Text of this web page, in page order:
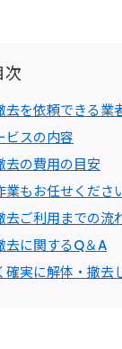
次
去を依頼できる業
ビスの内容
去の費用の目安
業もお任せくださ
去ご利用までの流
去に関するQ＆A
実に解体・撤去